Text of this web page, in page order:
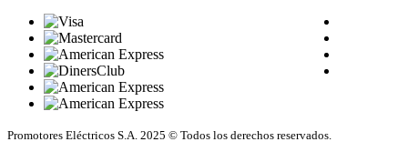
Promotores Eléctricos S.A. 2025 © Todos los derechos reservados.